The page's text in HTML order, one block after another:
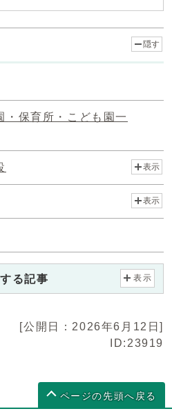
隠す
・保育所・こども園一
表示
表示
る記事 表示
[公開日：2026年6月12日]
ID:23919
ページの先頭へ戻る